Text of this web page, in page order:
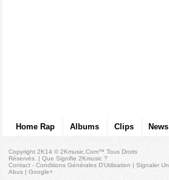
Home Rap Albums Clips News
Copyright 2K14 © 2Kmusic.com™Tous Droits
Réservés . |Que Signifie 2Kmusic ?
Contact - Conditions Générales D'Utilisation |Signaler Un
Abus |Google+